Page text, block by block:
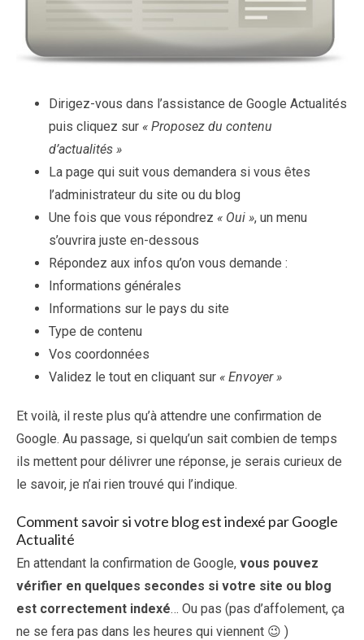
Dirigez-vous dans l’assistance de Google Actualités
puis cliquez sur « Proposez du contenu
d’actualités »
La page qui suit vous demandera si vous êtes
l’administrateur du site ou du blog
Une fois que vous répondrez « Oui », un menu
s’ouvrira juste en-dessous
Répondez aux infos qu’on vous demande :
Informations générales
Informations sur le pays du site
Type de contenu
Vos coordonnées
Validez le tout en cliquant sur « Envoyer »
Et voilà, il reste plus qu’à attendre une confirmation de
Google. Au passage, si quelqu’un sait combien de temps
ils mettent pour délivrer une réponse, je serais curieux de
le savoir, je n’ai rien trouvé qui l’indique.
Comment savoir si votre blog est indexé par Google
Actualité
En attendant la confirmation de Google, vous pouvez
vérifier en quelques secondes si votre site ou blog
est correctement indexé… Ou pas (pas d’affolement, ça
ne se fera pas dans les heures qui viennent 😉 )